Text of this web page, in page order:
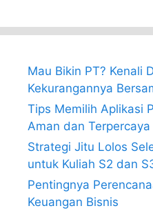
Mau Bikin PT? Kenali
Kekurangannya
Tips Memilih Aplikasi
Aman dan Terpercaya
Strategi Jitu Lolos
untuk Kuliah S2 dan
Pentingnya
Keuangan Bisnis